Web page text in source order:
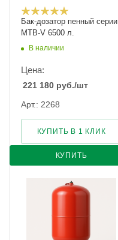
Бак-дозатор пенный серии
MTB-V 6500 л.
В наличии
Цена:
221 180 руб./шт
Арт.: 2268
КУПИТЬ
КУПИТЬ В 1 КЛИК